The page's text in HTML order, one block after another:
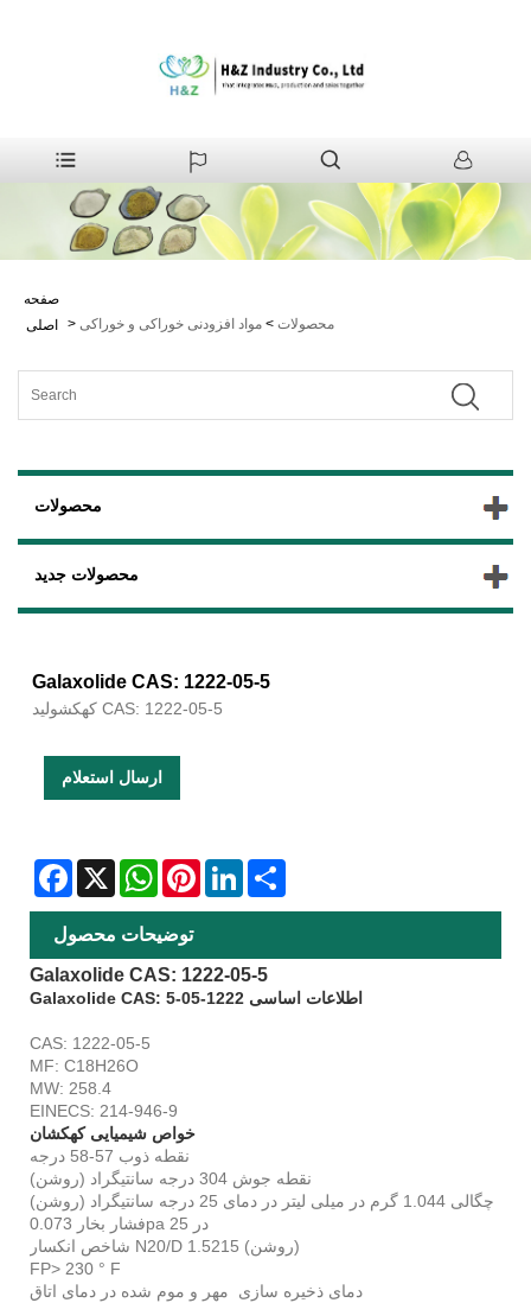
صفحه
اصلی
> محصولات > مواد افزودنی خوراکی و خوراکی
محصولات
محصولات جدید
Galaxolide CAS: 1222-05-5
کهکشولید CAS: 1222-05-5
ارسال استعلام
Facebook
X WhatsAppPinterestLinkedIn
توضیحات محصول
Galaxolide CAS: 1222-05-5
Galaxolide CAS: اطلاعات اساسی 1222-05-5
CAS: 1222-05-5
MF: C18H26O
MW: 258.4
EINECS: 214-946-9
خواص شیمیایی کهکشان
نقطه ذوب 57-58 درجه
نقطه جوش 304 درجه سانتیگراد (روشن)
چگالی 1.044 گرم در میلی لیتر در دمای 25 درجه سانتیگراد (روشن)
فشار بخار 0.073pa در 25
شاخص انکسار N20/D 1.5215 (روشن)
FP> 230 ° F
دمای ذخیره سازی مهر و موم شده در دمای اتاق